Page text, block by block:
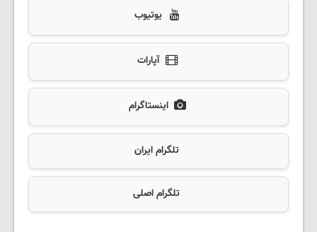
یوتیوب
آپارات
اینستاگرام
تلگرام ایران
تلگرام اصلی